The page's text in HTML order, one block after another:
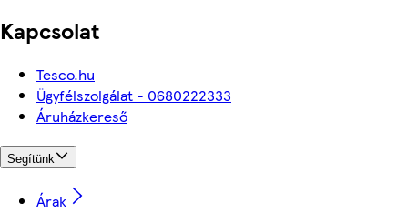
Kapcsolat
Tesco.hu
Ügyfélszolgálat - 0680222333
Áruházkereső
Segítünk
Árak